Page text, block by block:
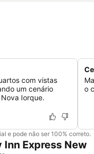
com vistas
um cenário
Iorque.
o
e pode não ser 100% correto.
Express New